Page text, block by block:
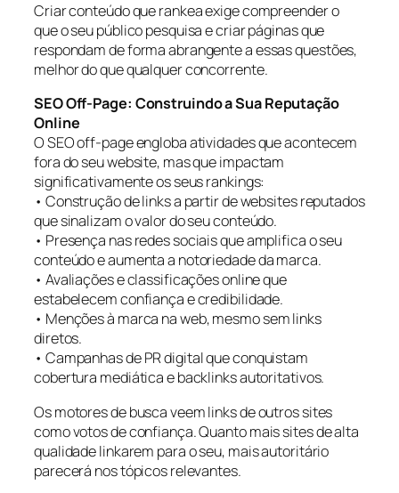
Criar conteúdo que rankea exige compreender o
que o seu público pesquisa e criar páginas que
respondam de forma abrangente a essas questões,
melhor do que qualquer concorrente.
SEO Off-Page: Construindo a Sua Reputação
Online
O SEO off-page engloba atividades que acontecem
fora do seu website, mas que impactam
significativamente os seus rankings:
• Construção de links a partir de websites reputados
que sinalizam o valor do seu conteúdo.
• Presença nas redes sociais que amplifica o seu
conteúdo e aumenta a notoriedade da marca.
• Avaliações e classificações online que
estabelecem confiança e credibilidade.
• Menções à marca na web, mesmo sem links
diretos.
• Campanhas de PR digital que conquistam
cobertura mediática e backlinks autoritativos.
Os motores de busca veem links de outros sites
como votos de confiança. Quanto mais sites de alta
qualidade linkarem para o seu, mais autoritário
parecerá nos tópicos relevantes.